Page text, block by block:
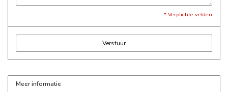
* Verplichte velden
Verstuur
Meer informatie